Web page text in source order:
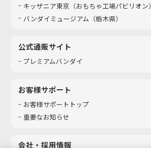
キッザニア東京（おもちゃ工場パビリオン）​
バンダイミュージアム（栃木県）
公式通販サイト
プレミアムバンダイ
お客様サポート
お客様サポートトップ
重要なお知らせ
会社・採用情報